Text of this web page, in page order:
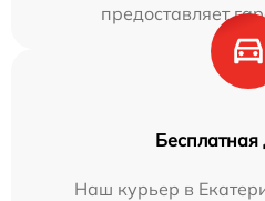
предоставляет
Бесплатная
Наш курьер в